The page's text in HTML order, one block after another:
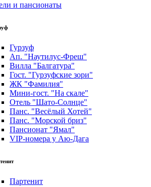
и пансионаты
Гурзуф
Ап. "Наутилус-Фреш"
Вилла "Балгатура"
Гост. "Гурзуфские зори"
ЖК "Фамилия"
Мини-гост. "На скале"
Отель "Шато-Солнце"
Панс. "Весёлый Хотей"
Панс. "Морской бриз"
Пансионат "Ямал"
VIP-номера у Аю-Дага
Партенит